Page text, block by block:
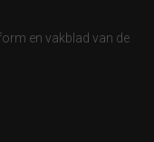
en vakblad van de